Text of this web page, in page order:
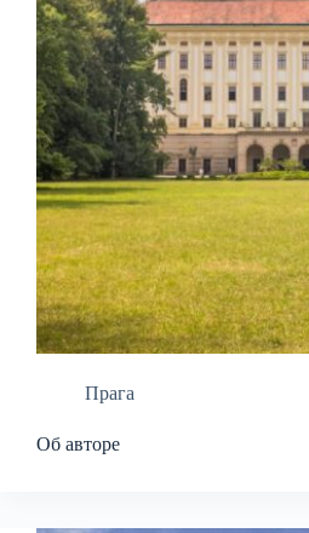
Прага
Об авторе